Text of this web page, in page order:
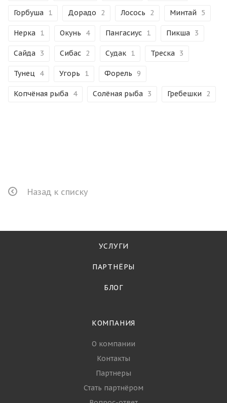
Горбуша 1 Дорадо 2 Лосось 2 Минтай 5
Нерка 1 Окунь 4 Пангасиус 1 Пикша 3
Сайда 3 Сибас 2 Судак 1 Треска 3
Тунец 4 Угорь 1 Форель 9
Копчёная рыба 4 Солёная рыба 3 Гребешки 2
Назад к списку
УСЛУГИ
ПАРТНЁРЫ
БЛОГ
КОМПАНИЯ
О компании
Контакты
Партнеры
Стать партнёром